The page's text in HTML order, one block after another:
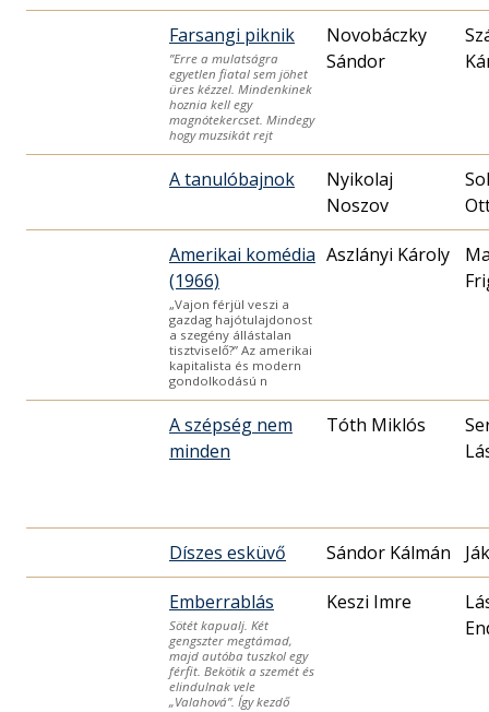
Farsangi piknik
”Erre a mulatságra
egyetlen fiatal sem jöhet
üres kézzel. Mindenkinek
hoznia kell egy
magnótekercset. Mindegy
hogy muzsikát rejt
Novobáczky
Sándor
A tanulóbajnok
Nyikolaj
Noszov
Amerikai komédia
(1966)
„Vajon férjül veszi a
gazdag hajótulajdonost
a szegény állástalan
tisztviselő?” Az amerikai
kapitalista és modern
gondolkodású n
Aszlányi Károly
A szépség nem
minden
Tóth Miklós
Díszes esküvő Sándor Kálmán
Emberrablás
Sötét kapualj. Két
gengszter megtámad,
majd autóba tuszkol egy
férfit. Bekötik a szemét és
elindulnak vele
„Valahová”. Így kezdő
Keszi Imre